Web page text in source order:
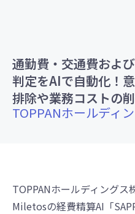
通勤費・交通費およ
判定をAIで自動化！
排除や業務コストの
TOPPANホールディ
TOPPANホールディングス
Miletosの経費精算AI「